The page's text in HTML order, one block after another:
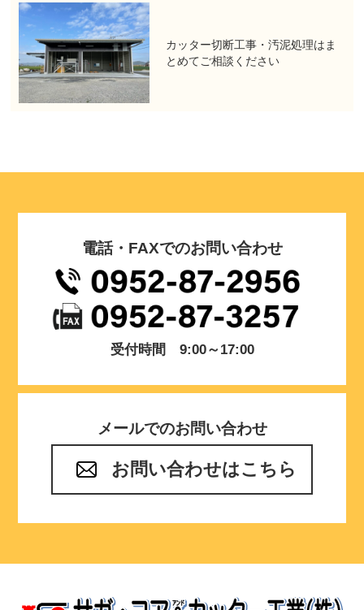
カッター切断工事・汚泥処理はま
とめてご相談ください
電話・FAXでのお問い合わせ
受付時間 9:00～17:00
メールでのお問い合わせ
お問い合わせはこちら